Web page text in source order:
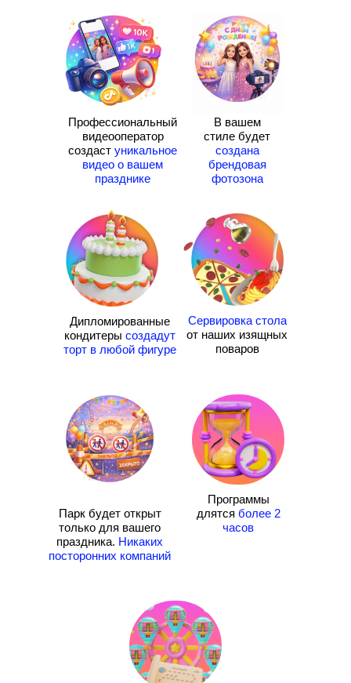
Профессиональный
видеооператор
создаст уникальное
видео о вашем
празднике
В вашем
стиле будет
создана
брендовая
фотозона
Дипломированные
кондитеры создадут
торт в любой фигуре
Сервировка стола
от наших изящных
поваров
Программы
длятся более 2
часов
Парк будет открыт
только для вашего
праздника. Никаких
посторонних компаний